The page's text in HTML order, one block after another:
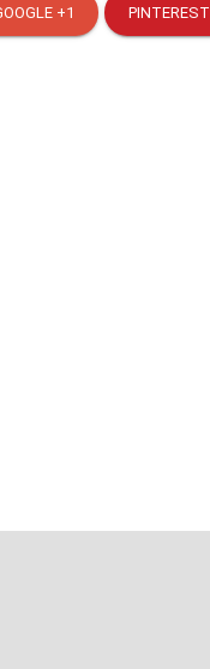
+1 PINTEREST